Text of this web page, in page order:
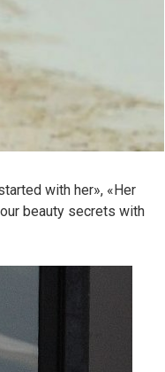
with her», «Her
beauty secrets with